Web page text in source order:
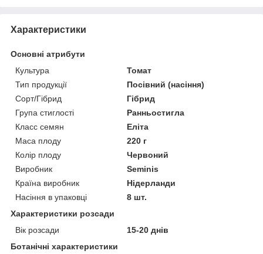
Характеристики
Основні атрибути
Культура
Томат
Тип продукції
Посівний (насіння)
Сорт/Гібрид
Гібрид
Група стиглості
Ранньостигла
Класс семян
Еліта
Маса плоду
220 г
Колір плоду
Червоний
Виробник
Seminis
Країна виробник
Нідерланди
Насіння в упаковці
8 шт.
Характеристики розсади
Вік розсади
15-20 днів
Ботанічні характеристики